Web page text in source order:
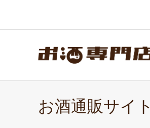
お酒通販サイト